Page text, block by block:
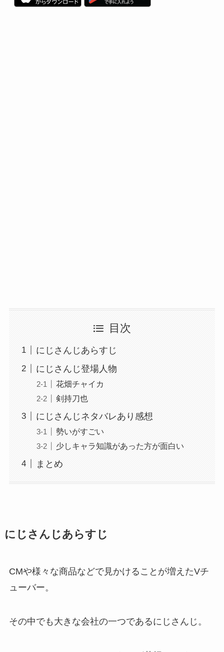
目次
にじさんじあらすじ
にじさんじ登場人物
花畑チャイカ
剣持刀也
にじさんじネタバレあり感想
勢いがすごい
少しキャラ知識があった方が面白い
まとめ
にじさんじあらすじ
CMや様々な商品などで見かけることが増えたVチ
ューバー。
その中でも大きな会社の一つであるにじさんじ。